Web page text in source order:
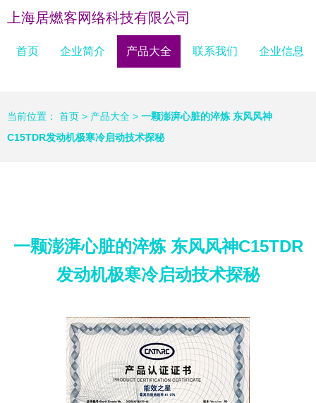
上海居燃客网络科技有限公司
首页 企业简介 产品大全 联系我们 企业信息
当前位置： 首页 > 产品大全 > 一颗澎湃心脏的淬炼 东风风神
C15TDR发动机极寒冷启动技术探秘
一颗澎湃心脏的淬炼 东风风神C15TDR
发动机极寒冷启动技术探秘